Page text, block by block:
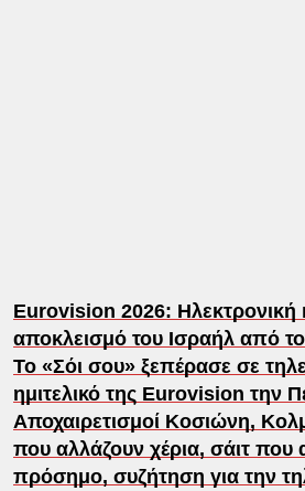
Eurovision 2026: Ηλεκτρονική
αποκλεισμό του Ισραήλ από
Το «Σόι σου» ξεπέρασε σε
ημιτελικό της Eurovision την
Αποχαιρετισμοί Κοσιώνη,
που αλλάζουν χέρια, σάιτ που
πρόσημο, συζήτηση για την